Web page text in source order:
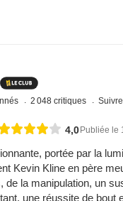
2 048 critiques
4,0Publiée le
portée par la
Kevin Kline en père
de la manipulation, un
une réussite de bout